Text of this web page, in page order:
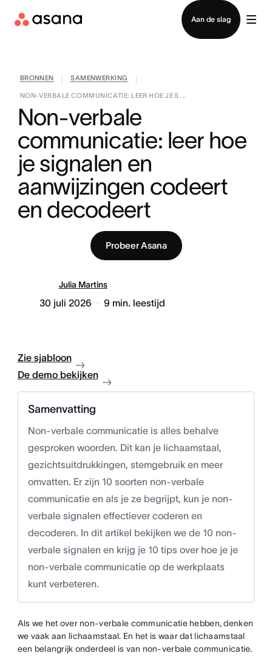
Aan de slag
Contact opnemen met verkoop
BRONNEN SAMENWERKING
NON-VERBALE COMMUNICATIE: LEER HOE JE S ...
Non-verbale
communicatie: leer hoe
je signalen en
aanwijzingen codeert
en decodeert
Probeer Asana
Julia Martins
30 juli 2026 9 min. leestijd
Zie sjabloon
De demo bekijken
Samenvatting
Non-verbale communicatie is alles behalve
gesproken woorden. Dit kan je lichaamstaal,
gezichtsuitdrukkingen, stemgebruik en meer
omvatten. Er zijn 10 soorten non-verbale
communicatie en als je ze begrijpt, kun je non-
verbale signalen effectiever coderen en
decoderen. In dit artikel bekijken we de 10 non-
verbale signalen en krijg je 10 tips over hoe je je
non-verbale communicatie op de werkplaats
kunt verbeteren.
Als we het over non-verbale communicatie hebben, denken
we vaak aan lichaamstaal. En het is waar dat lichaamstaal
een belangrijk onderdeel is van non-verbale communicatie.